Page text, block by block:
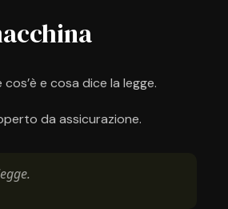
e cosa dice la legge.
da assicurazione.